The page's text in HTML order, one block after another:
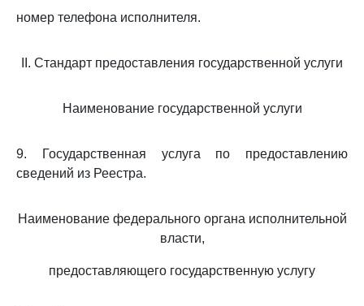
номер телефона исполнителя.
II. Стандарт предоставления государственной услуги
Наименование государственной услуги
9. Государственная услуга по предоставлению
сведений из Реестра.
Наименование федерального органа исполнительной
власти,
предоставляющего государственную услугу